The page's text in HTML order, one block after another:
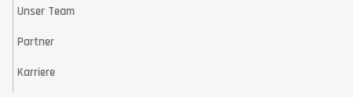
Unser Team
Partner
Karriere